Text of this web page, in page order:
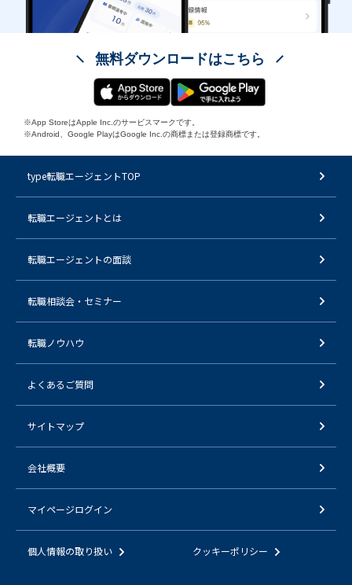
無料ダウンロードはこちら
※App StoreはApple Inc.のサービスマークです。
※Android、Google PlayはGoogle Inc.の商標または登録商標です。
type転職エージェントTOP
転職エージェントとは
転職エージェントの面談
転職相談会・セミナー
転職ノウハウ
よくあるご質問
サイトマップ
会社概要
マイページログイン
個人情報の取り扱い クッキーポリシー